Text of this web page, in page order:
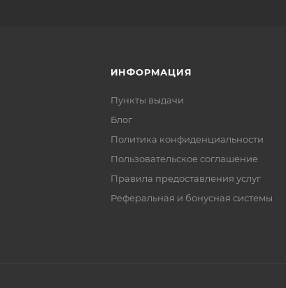
ИНФОРМАЦИЯ
Пункты выдачи
Блог
Политика конфиденциальности
Пользовательское соглашение
Правила предоставления услуг
Реферальная и бонусная системы